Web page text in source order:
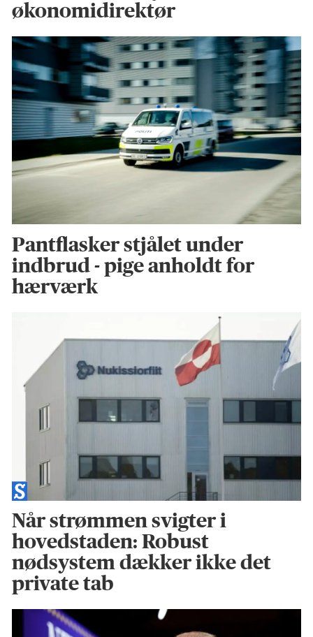
økonomidirektør
Pantflasker stjålet under
indbrud - pige anholdt for
hærværk
Når strømmen svigter i
hovedstaden: Robust
nødsystem dækker ikke det
private tab